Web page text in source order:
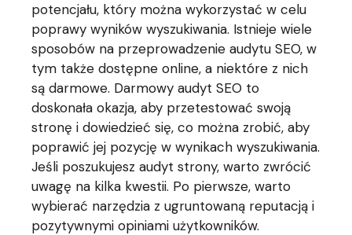
potencjału, który można wykorzystać w celu
poprawy wyników wyszukiwania. Istnieje wiele
sposobów na przeprowadzenie audytu SEO, w
tym także dostępne online, a niektóre z nich
są darmowe. Darmowy audyt SEO to
doskonała okazja, aby przetestować swoją
stronę i dowiedzieć się, co można zrobić, aby
poprawić jej pozycję w wynikach wyszukiwania.
Jeśli poszukujesz audyt strony, warto zwrócić
uwagę na kilka kwestii. Po pierwsze, warto
wybierać narzędzia z ugruntowaną reputacją i
pozytywnymi opiniami użytkowników.